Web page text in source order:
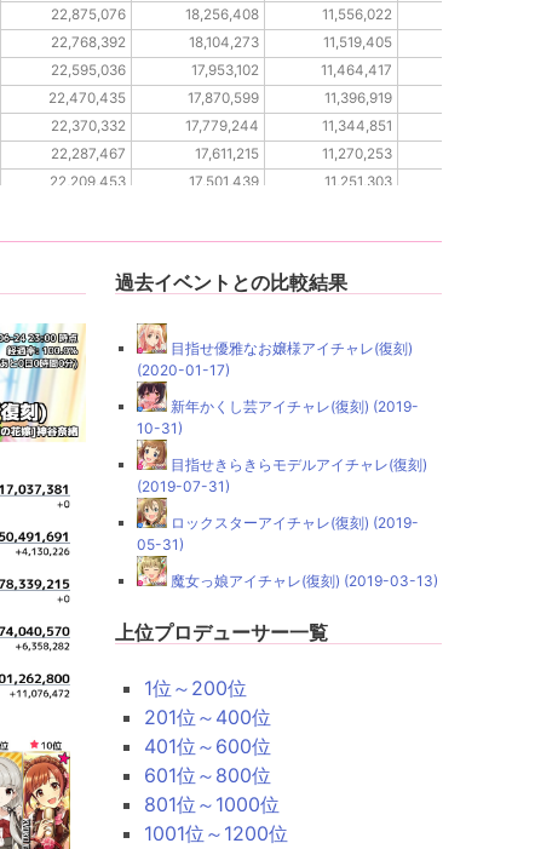
22,875,076 18,256,408 11,556,022
22,768,392 18,104,273 11,519,405
22,595,036 17,953,102 11,464,417
22,470,435 17,870,599 11,396,919
22,370,332 17,779,244 11,344,851
22,287,467 17,611,215 11,270,253
22,209,453 17,501,439 11,251,303
過去イベントとの比較結果
目指せ優雅なお嬢様アイチャレ(復刻)
(2020-01-17)
新年かくし芸アイチャレ(復刻) (2019-
10-31)
目指せきらきらモデルアイチャレ(復刻)
(2019-07-31)
ロックスターアイチャレ(復刻) (2019-
05-31)
魔女っ娘アイチャレ(復刻) (2019-03-13)
上位プロデューサー一覧
1位～200位
201位～400位
401位～600位
601位～800位
801位～1000位
1001位～1200位